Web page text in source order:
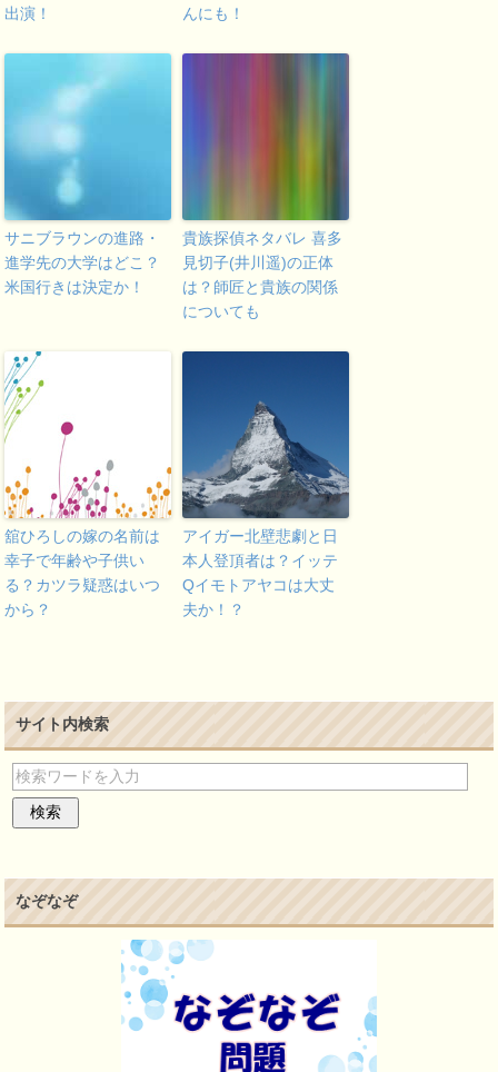
出演！ んにも！
サニブラウンの進路・
進学先の大学はどこ？
米国行きは決定か！
貴族探偵ネタバレ 喜多
見切子(井川遥)の正体
は？師匠と貴族の関係
についても
舘ひろしの嫁の名前は
幸子で年齢や子供い
る？カツラ疑惑はいつ
から？
アイガー北壁悲劇と日
本人登頂者は？イッテ
Qイモトアヤコは大丈
夫か！？
サイト内検索
なぞなぞ